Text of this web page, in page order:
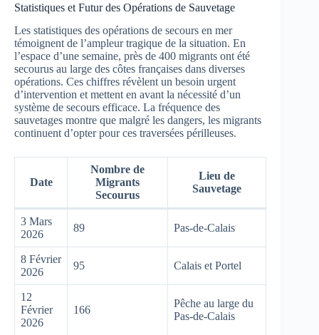
Statistiques et Futur des Opérations de Sauvetage
Les statistiques des opérations de secours en mer
témoignent de l’ampleur tragique de la situation. En
l’espace d’une semaine, près de 400 migrants ont été
secourus au large des côtes françaises dans diverses
opérations. Ces chiffres révèlent un besoin urgent
d’intervention et mettent en avant la nécessité d’un
système de secours efficace. La fréquence des
sauvetages montre que malgré les dangers, les migrants
continuent d’opter pour ces traversées périlleuses.
Date
Nombre de
Migrants
Secourus
Lieu de
Sauvetage
3 Mars
2026
89 Pas-de-Calais
8 Février
2026
95 Calais et Portel
12
Février
2026
166
Pêche au large du
Pas-de-Calais